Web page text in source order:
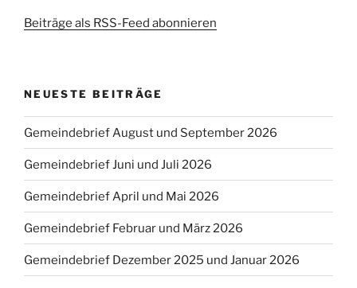
Beiträge als RSS-Feed abonnieren
NEUESTE BEITRÄGE
Gemeindebrief August und September 2026
Gemeindebrief Juni und Juli 2026
Gemeindebrief April und Mai 2026
Gemeindebrief Februar und März 2026
Gemeindebrief Dezember 2025 und Januar 2026